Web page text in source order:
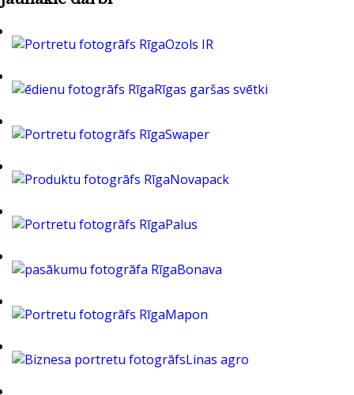
Ozols IR
Rīgas garšas svētki
Swaper
Novapack
Palus
Bonava
Mapon
Linas agro